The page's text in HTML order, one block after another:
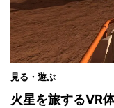
見る・遊ぶ
火星を旅するVR